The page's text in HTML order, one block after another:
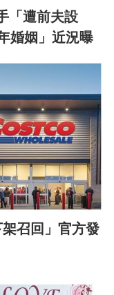
「遭前夫設
婚姻」近況曝
召回」官方發